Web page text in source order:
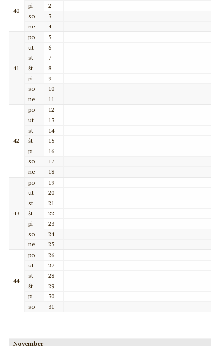
40
pi
2
so
3
ne
4
41
po
5
ut
6
st
7
št
8
pi
9
so
10
ne
11
42
po
12
ut
13
st
14
št
15
pi
16
so
17
ne
18
43
po
19
ut
20
st
21
št
22
pi
23
so
24
ne
25
44
po
26
ut
27
st
28
št
29
pi
30
so
31
November